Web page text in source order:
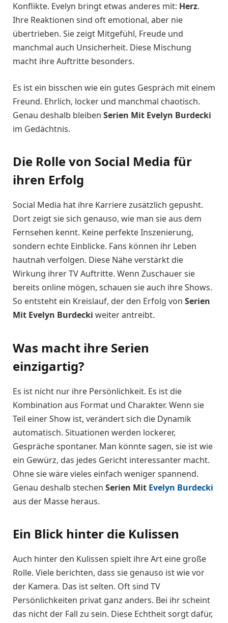
Konflikte. Evelyn bringt etwas anderes mit: Herz.
Ihre Reaktionen sind oft emotional, aber nie
übertrieben. Sie zeigt Mitgefühl, Freude und
manchmal auch Unsicherheit. Diese Mischung
macht ihre Auftritte besonders.
Es ist ein bisschen wie ein gutes Gespräch mit einem
Freund. Ehrlich, locker und manchmal chaotisch.
Genau deshalb bleiben Serien Mit Evelyn Burdecki
im Gedächtnis.
Die Rolle von Social Media für
ihren Erfolg
Social Media hat ihre Karriere zusätzlich gepusht.
Dort zeigt sie sich genauso, wie man sie aus dem
Fernsehen kennt. Keine perfekte Inszenierung,
sondern echte Einblicke. Fans können ihr Leben
hautnah verfolgen. Diese Nähe verstärkt die
Wirkung ihrer TV Auftritte. Wenn Zuschauer sie
bereits online mögen, schauen sie auch ihre Shows.
So entsteht ein Kreislauf, der den Erfolg von Serien
Mit Evelyn Burdecki weiter antreibt.
Was macht ihre Serien
einzigartig?
Es ist nicht nur ihre Persönlichkeit. Es ist die
Kombination aus Format und Charakter. Wenn sie
Teil einer Show ist, verändert sich die Dynamik
automatisch. Situationen werden lockerer,
Gespräche spontaner. Man könnte sagen, sie ist wie
ein Gewürz, das jedes Gericht interessanter macht.
Ohne sie wäre vieles einfach weniger spannend.
Genau deshalb stechen Serien Mit Evelyn Burdecki
aus der Masse heraus.
Ein Blick hinter die Kulissen
Auch hinter den Kulissen spielt ihre Art eine große
Rolle. Viele berichten, dass sie genauso ist wie vor
der Kamera. Das ist selten. Oft sind TV
Persönlichkeiten privat ganz anders. Bei ihr scheint
das nicht der Fall zu sein. Diese Echtheit sorgt dafür,